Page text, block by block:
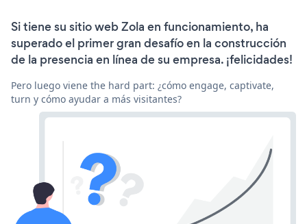
Si tiene su sitio web Zola en funcionamiento, ha
superado el primer gran desafío en la construcción
de la presencia en línea de su empresa. ¡felicidades!
Pero luego viene the hard part: ¿cómo engage, captivate,
turn y cómo ayudar a más visitantes?